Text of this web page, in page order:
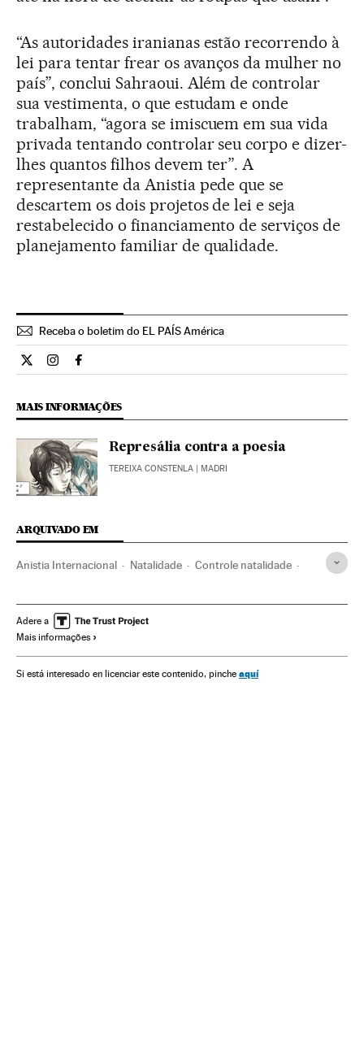
“As autoridades iranianas estão recorrendo à
lei para tentar frear os avanços da mulher no
país”, conclui Sahraoui. Além de controlar
sua vestimenta, o que estudam e onde
trabalham, “agora se imiscuem em sua vida
privada tentando controlar seu corpo e dizer-
lhes quantos filhos devem ter”. A
representante da Anistia pede que se
descartem os dois projetos de lei e seja
restabelecido o financiamento de serviços de
planejamento familiar de qualidade.
Receba o boletim do EL PAÍS América
Internacional El País Brasil en Twitter
Internacional El País Brasil en Instagram
Internacional El País Brasil en Facebook
MAIS INFORMAÇÕES
Represália contra a poesia
TEREIXA CONSTENLA | MADRI
ARQUIVADO EM
Anistia Internacional Natalidade Controle natalidade
Direitos mulher Anticoncepção
Relações gênero
Mulheres Oriente médio Ásia Demografia
Adere a
Mais informações
Si está interesado en licenciar este contenido, pinche aquí